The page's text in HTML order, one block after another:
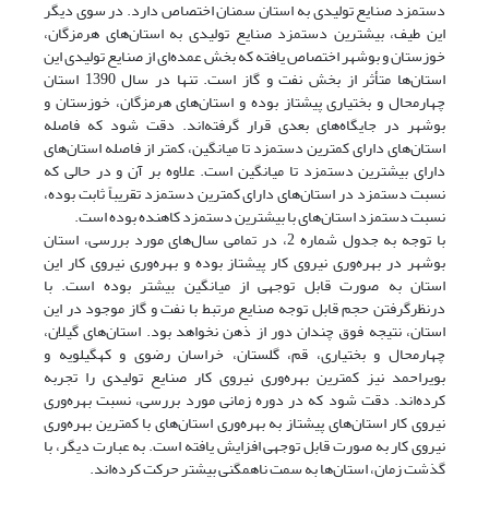
دستمزد صنایع تولیدی به استان سمنان اختصاص دارد. در سوی دیگر
این طیف، بیشترین دستمزد صنایع تولیدی به استان‌های هرمزگان،
خوزستان و بوشهر اختصاص یافته که بخش عمده‌ای از صنایع تولیدی این
استان‌ها متأثر از بخش نفت و گاز است. تنها در سال 1390 استان
چهارمحال و بختیاری پیشتاز بوده و استان‌های هرمزگان، خوزستان و
بوشهر در جایگاه‌های بعدی قرار گرفته‌اند. دقت شود که فاصله
استان‌های دارای کمترین دستمزد تا میانگین، کمتر از فاصله استان‌های
دارای بیشترین دستمزد تا میانگین است. علاوه بر آن و در حالی که
نسبت دستمزد در استان‌های دارای کمترین دستمزد تقریباً ثابت بوده،
نسبت دستمزد استان‌های با بیشترین دستمزد کاهنده بوده است.
با توجه به جدول شماره 2، در تمامی سال‌های مورد بررسی، استان
بوشهر در بهره‌وری نیروی کار پیشتاز بوده و بهره‌وری نیروی کار این
استان به صورت قابل توجهی از میانگین بیشتر بوده است. با
درنظرگرفتن حجم قابل توجه صنایع مرتبط با نفت و گاز موجود در این
استان، نتیجه فوق چندان دور از ذهن نخواهد بود. استان‌های گیلان،
چهارمحال و بختیاری، قم، گلستان، خراسان رضوی و کهگیلویه و
بویراحمد نیز کمترین بهره‌وری نیروی کار صنایع تولیدی را تجربه
کرده‌اند. دقت شود که در دوره زمانی مورد بررسی، نسبت بهره‌وری
نیروی کار استان‌های پیشتاز به بهره‌وری استان‌های با کمترین بهره‌وری
نیروی کار به صورت قابل توجهی افزایش یافته است. به عبارت دیگر، با
گذشت زمان، استان‌ها به سمت ناهمگنی بیشتر حرکت کرده‌اند.